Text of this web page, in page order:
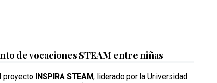
de vocaciones STEAM entre niñas
proyecto INSPIRA STEAM, liderado por la Universidad